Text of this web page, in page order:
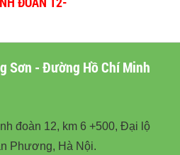
Sơn - Đường Hồ Chí Minh
đoàn 12, km 6 +500, Đại lộ
Phương, Hà Nội.